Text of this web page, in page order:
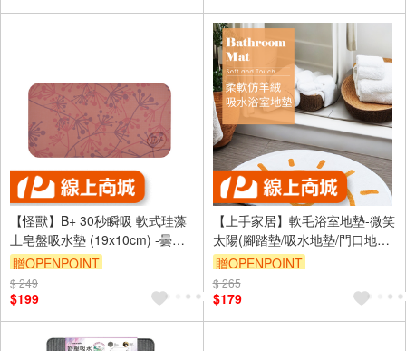
【怪獸】B+ 30秒瞬吸 軟式珪藻
土皂盤吸水墊 (19x10cm) -曇海
花株
贈OPENPOINT
訂單滿699享9折
$ 249
$199
【上手家居】軟毛浴室地墊-微笑
太陽(腳踏墊/吸水地墊/門口地墊/
墊子/踏墊/廁所地墊/浴室腳踏墊/
浴室地毯/半圓地墊)
贈OPENPOINT
訂單滿999享9折
$ 265
$179